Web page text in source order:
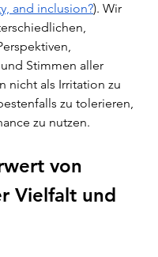
and inclusion?). Wir
Stimmen aller
nicht als Irritation zu
zu tolerieren,
zu nutzen.
von
Vielfalt und